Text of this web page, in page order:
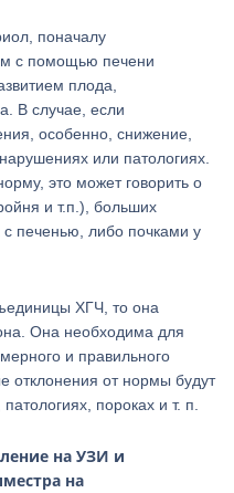
поначалу
с помощью печени
плода,
В случае, если
особенно, снижение,
или патологиях.
это может говорить о
и т.п.), больших
печенью, либо почками у
ХГЧ, то она
Она необходима для
и правильного
отклонения от нормы будут
пороках и т. п.
на УЗИ и
на